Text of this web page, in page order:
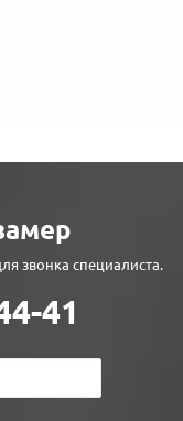
звонка специалиста.
41